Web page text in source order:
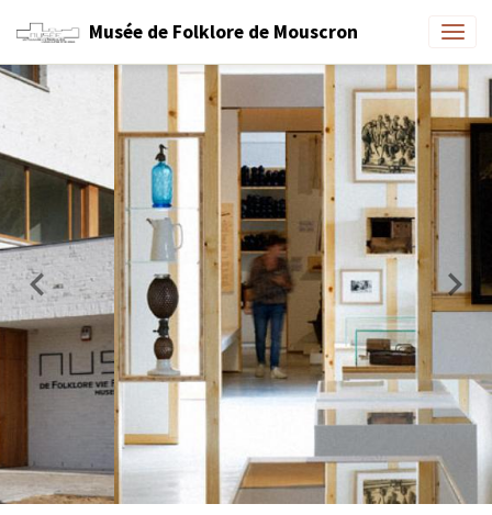
Musée de Folklore de Mouscron